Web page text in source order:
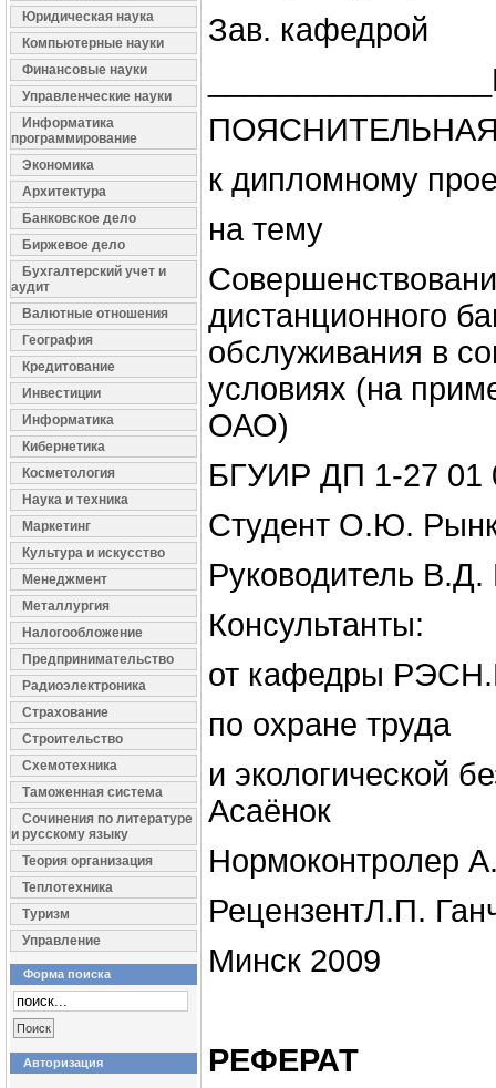
Юридическая наука
Компьютерные науки
Финансовые науки
Управленческие науки
Информатика
программирование
Экономика
Архитектура
Банковское дело
Биржевое дело
Бухгалтерский учет и
аудит
Валютные отношения
География
Кредитование
Инвестиции
Информатика
Кибернетика
Косметология
Наука и техника
Маркетинг
Культура и искусство
Менеджмент
Металлургия
Налогообложение
Предпринимательство
Радиоэлектроника
Страхование
Строительство
Схемотехника
Таможенная система
Сочинения по литературе
и русскому языку
Теория организация
Теплотехника
Туризм
Управление
Форма поиска
Авторизация
Зав. кафедрой
к дипломному
на тему
дистанционного
обслуживания в
условиях (на
ОАО)
БГУИР ДП 1-27 01
Студент О.Ю.
Руководитель В.Д.
Консультанты:
от кафедры
по охране труда
и экологической
Асаёнок
Нормоконтролер
РецензентЛ.П.
Минск 2009
РЕФЕРАТ